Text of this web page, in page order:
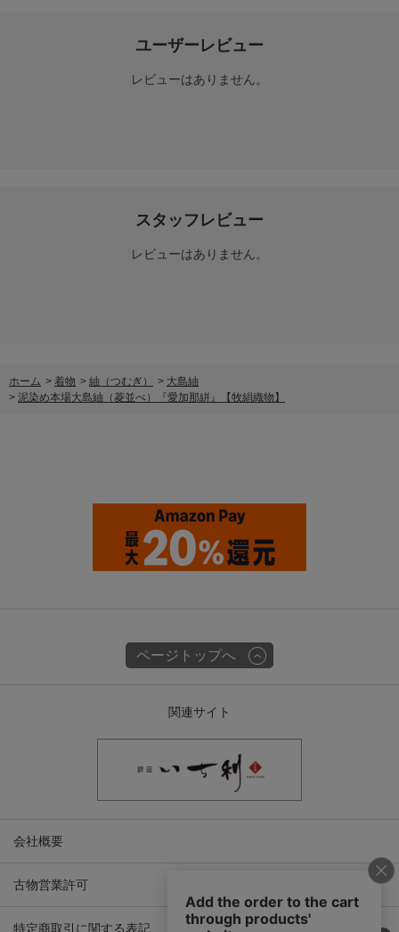
ユーザーレビュー
レビューはありません。
スタッフレビュー
レビューはありません。
ホーム > 着物 > 紬（つむぎ） > 大島紬
> 泥染め本場大島紬（菱並べ）『愛加那絣』【牧絹織物】
ページトップへ
関連サイト
会社概要
古物営業許可
特定商取引に関する表記